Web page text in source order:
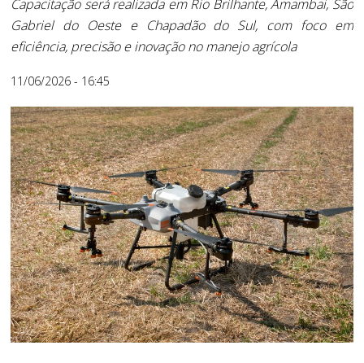
Capacitação será realizada em Rio Brilhante, Amambai, São
Gabriel do Oeste e Chapadão do Sul, com foco em
eficiência, precisão e inovação no manejo agrícola
11/06/2026 - 16:45